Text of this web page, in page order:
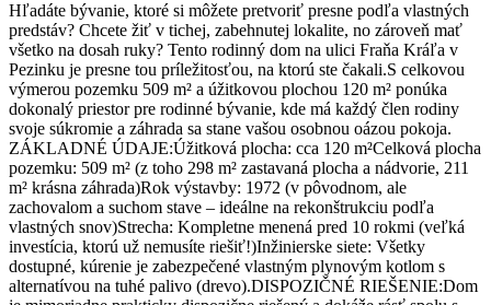
​Hľadáte bývanie, ktoré si môžete pretvoriť presne podľa vlastných
predstáv? Chcete žiť v tichej, zabehnutej lokalite, no zároveň mať
všetko na dosah ruky? Tento rodinný dom na ulici Fraňa Kráľa v
Pezinku je presne tou príležitosťou, na ktorú ste čakali. ​S celkovou
výmerou pozemku 509 m² a úžitkovou plochou 120 m² ponúka
dokonalý priestor pre rodinné bývanie, kde má každý člen rodiny
svoje súkromie a záhrada sa stane vašou osobnou oázou pokoja. ​
ZÁKLADNÉ ÚDAJE: ​Úžitková plocha: cca 120 m² ​Celková plocha
pozemku: 509 m² (z toho 298 m² zastavaná plocha a nádvorie, 211
m² krásna záhrada) ​Rok výstavby: 1972 (v pôvodnom, ale
zachovalom a suchom stave – ideálne na rekonštrukciu podľa
vlastných snov) ​Strecha: Kompletne menená pred 10 rokmi (veľká
investícia, ktorú už nemusíte riešiť!) ​Inžinierske siete: Všetky
dostupné, kúrenie je zabezpečené vlastným plynovým kotlom s
alternatívou na tuhé palivo (drevo). ​DISPOZIČNÉ RIEŠENIE: ​Dom